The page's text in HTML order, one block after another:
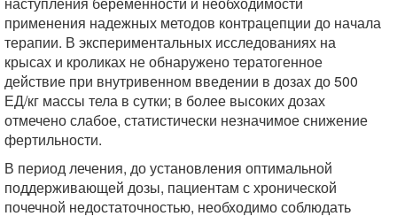
применения надежных методов контрацепции до начала
терапии. В экспериментальных исследованиях на
крысах и кроликах не обнаружено тератогенное
действие при внутривенном введении в дозах до 500
ЕД/кг массы тела в сутки; в более высоких дозах
отмечено слабое, статистически незначимое снижение
фертильности.
В период лечения, до установления оптимальной
поддерживающей дозы, пациентам с хронической
почечной недостаточностью, необходимо соблюдать